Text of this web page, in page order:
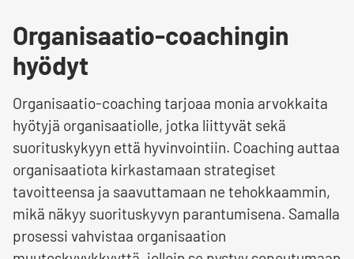
Organisaatio-coachingin
hyödyt
Organisaatio-coaching tarjoaa monia arvokkaita
hyötyjä organisaatiolle, jotka liittyvät sekä
suorituskykyyn että hyvinvointiin. Coaching auttaa
organisaatiota kirkastamaan strategiset
tavoitteensa ja saavuttamaan ne tehokkaammin,
mikä näkyy suorituskyvyn parantumisena. Samalla
prosessi vahvistaa organisaation